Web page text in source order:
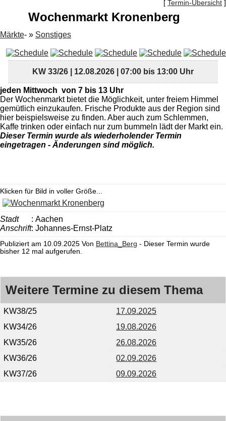
[ Termin-Übersicht ]
Wochenmarkt Kronenberg
Märkte- » Sonstiges
KW 33/26 | 12.08.2026 | 07:00 bis 13:00 Uhr
jeden Mittwoch von 7 bis 13 Uhr
Der Wochenmarkt bietet die Möglichkeit, unter freiem Himmel
gemütlich einzukaufen. Frische Produkte aus der Region sind
hier beispielsweise zu finden. Aber auch zum Schlemmen,
Kaffe trinken oder einfach nur zum bummeln lädt der Markt ein.
Dieser Termin wurde als wiederholender Termin
eingetragen - Änderungen sind möglich.
Klicken für Bild in voller Größe...
Stadt
: Aachen
Anschrift: Johannes-Ernst-Platz
Publiziert am 10.09.2025 Von Bettina_Berg - Dieser Termin wurde
bisher 12 mal aufgerufen.
Weitere Termine zu diesem Thema
KW38/25
17.09.2025
KW34/26
19.08.2026
KW35/26
26.08.2026
KW36/26
02.09.2026
KW37/26
09.09.2026